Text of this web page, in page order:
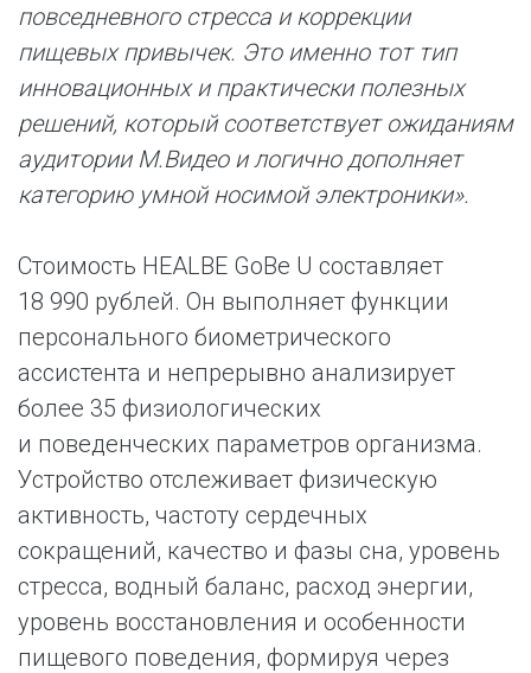
повседневного стресса и коррекции
пищевых привычек. Это именно тот тип
инновационных и практически полезных
решений, который соответствует ожиданиям
аудитории М.Видео и логично дополняет
категорию умной носимой электроники».
Стоимость HEALBE GoBe U составляет
18 990 рублей. Он выполняет функции
персонального биометрического
ассистента и непрерывно анализирует
более 35 физиологических
и поведенческих параметров организма.
Устройство отслеживает физическую
активность, частоту сердечных
сокращений, качество и фазы сна, уровень
стресса, водный баланс, расход энергии,
уровень восстановления и особенности
пищевого поведения, формируя через